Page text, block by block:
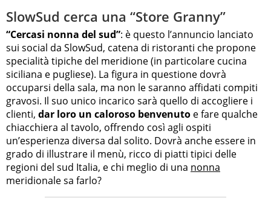
SlowSud cerca una “Store Granny”
“Cercasi nonna del sud”: è questo l’annuncio lanciato
sui social da SlowSud, catena di ristoranti che propone
specialità tipiche del meridione (in particolare cucina
siciliana e pugliese). La figura in questione dovrà
occuparsi della sala, ma non le saranno affidati compiti
gravosi. Il suo unico incarico sarà quello di accogliere i
clienti, dar loro un caloroso benvenuto e fare qualche
chiacchiera al tavolo, offrendo così agli ospiti
un’esperienza diversa dal solito. Dovrà anche essere in
grado di illustrare il menù, ricco di piatti tipici delle
regioni del sud Italia, e chi meglio di una nonna
meridionale sa farlo?